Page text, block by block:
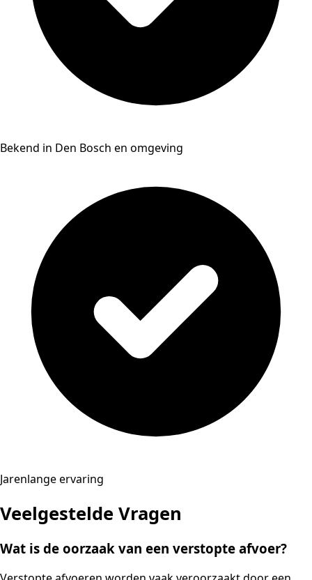
Bekend in Den Bosch en omgeving
Jarenlange ervaring
Veelgestelde Vragen
Wat is de oorzaak van een verstopte afvoer?